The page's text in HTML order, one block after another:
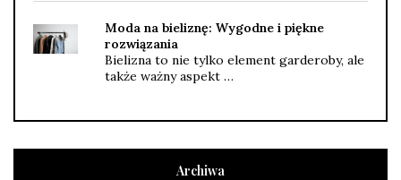
Moda na bieliznę: Wygodne i piękne
rozwiązania
Bielizna to nie tylko element garderoby, ale
także ważny aspekt …
Archiwa